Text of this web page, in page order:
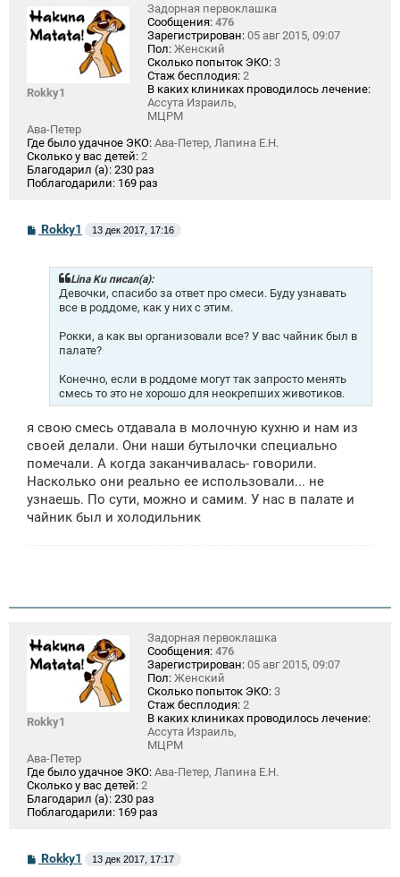
Rokky1
Задорная первоклашка
Сообщения: 476
Зарегистрирован: 05 авг 2015, 09:07
Пол: Женский
Сколько попыток ЭКО: 3
Стаж бесплодия: 2
В каких клиниках проводилось лечение:
Ассута Израиль,
МЦРМ
Ава-Петер
Где было удачное ЭКО: Ава-Петер, Лапина Е.Н.
Сколько у вас детей: 2
Благодарил (а): 230 раз
Поблагодарили: 169 раз
С
о
Rokky1 13 дек 2017, 17:16
Lina Ku писал(а):
Девочки, спасибо за ответ про смеси. Буду узнавать
все в роддоме, как у них с этим.
Рокки, а как вы организовали все? У вас чайник был в
палате?
Конечно, если в роддоме могут так запросто менять
смесь то это не хорошо для неокрепших животиков.
я свою смесь отдавала в молочную кухню и нам из
своей делали. Они наши бутылочки специально
помечали. А когда заканчивалась- говорили.
Насколько они реально ее использовали... не
узнаешь. По сути, можно и самим. У нас в палате и
чайник был и холодильник
Rokky1
Задорная первоклашка
Сообщения: 476
Зарегистрирован: 05 авг 2015, 09:07
Пол: Женский
Сколько попыток ЭКО: 3
Стаж бесплодия: 2
В каких клиниках проводилось лечение:
Ассута Израиль,
МЦРМ
Ава-Петер
Где было удачное ЭКО: Ава-Петер, Лапина Е.Н.
Сколько у вас детей: 2
Благодарил (а): 230 раз
Поблагодарили: 169 раз
СRokky1 13 дек 2017, 17:17